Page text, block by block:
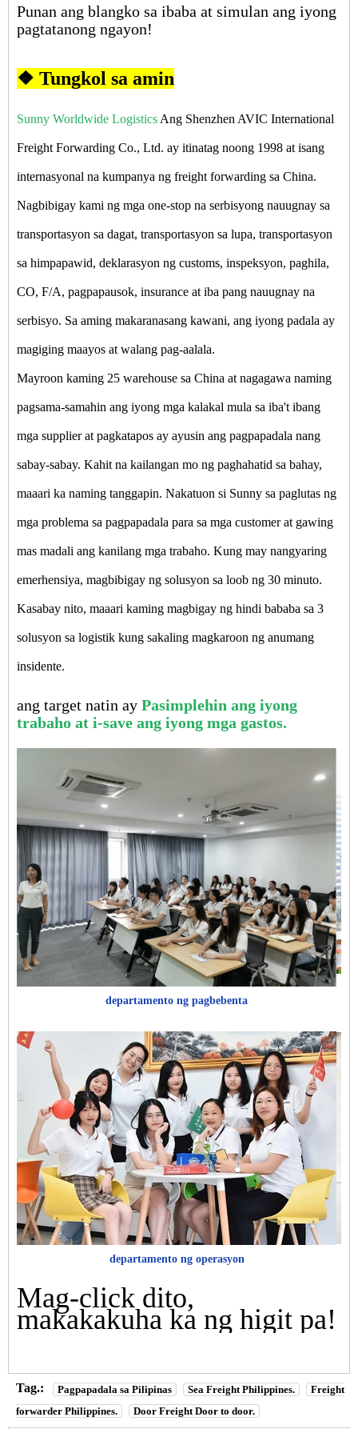
Punan ang blangko sa ibaba at simulan ang iyong
pagtatanong ngayon!
❖ Tungkol sa amin
Sunny Worldwide Logistics Ang Shenzhen AVIC International
Freight Forwarding Co., Ltd. ay itinatag noong 1998 at isang
internasyonal na kumpanya ng freight forwarding sa China.
Nagbibigay kami ng mga one-stop na serbisyong nauugnay sa
transportasyon sa dagat, transportasyon sa lupa, transportasyon
sa himpapawid, deklarasyon ng customs, inspeksyon, paghila,
CO, F/A, pagpapausok, insurance at iba pang nauugnay na
serbisyo. Sa aming makaranasang kawani, ang iyong padala ay
magiging maayos at walang pag-aalala.
Mayroon kaming 25 warehouse sa China at nagagawa naming
pagsama-samahin ang iyong mga kalakal mula sa iba't ibang
mga supplier at pagkatapos ay ayusin ang pagpapadala nang
sabay-sabay. Kahit na kailangan mo ng paghahatid sa bahay,
maaari ka naming tanggapin. Nakatuon si Sunny sa paglutas ng
mga problema sa pagpapadala para sa mga customer at gawing
mas madali ang kanilang mga trabaho. Kung may nangyaring
emerhensiya, magbibigay ng solusyon sa loob ng 30 minuto.
Kasabay nito, maaari kaming magbigay ng hindi bababa sa 3
solusyon sa logistik kung sakaling magkaroon ng anumang
insidente.
ang target natin ay Pasimplehin ang iyong
trabaho at i-save ang iyong mga gastos.
departamento ng pagbebenta
departamento ng operasyon
Mag-click dito,
makakakuha ka ng higit pa!
Tag.: Pagpapadala sa Pilipinas Sea Freight Philippines.
Freight
forwarder Philippines.
Door Freight Door to door.